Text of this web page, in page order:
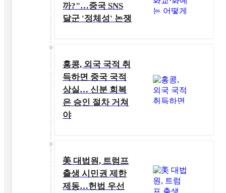
까?"…중국 SNS
달군 '정체성' 논쟁
홍콩, 외국 국적 취
득하면 중국 국적
상실… 신분 회복
은 승인 절차 거쳐
야
美 대법원, 트럼프
출생 시민권 제한
제동…헌법 우선